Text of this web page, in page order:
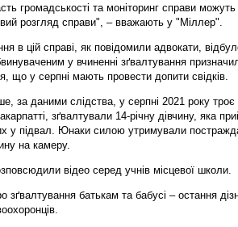
громадськості та моніторинг справи
розгляд справи", – вважають у "Міллер".
в цій справі, як повідомили адвокати,
у вчиненні зґвалтування
що у серпні мають провести допити свідків.
за даними слідства, у серпні 2021 року троє
зґвалтували 14-річну дівчину, яка
у підвал. Юнаки силою утримували
на камеру.
відео серед учнів місцевої школи.
зґвалтування батькам та бабусі – остання